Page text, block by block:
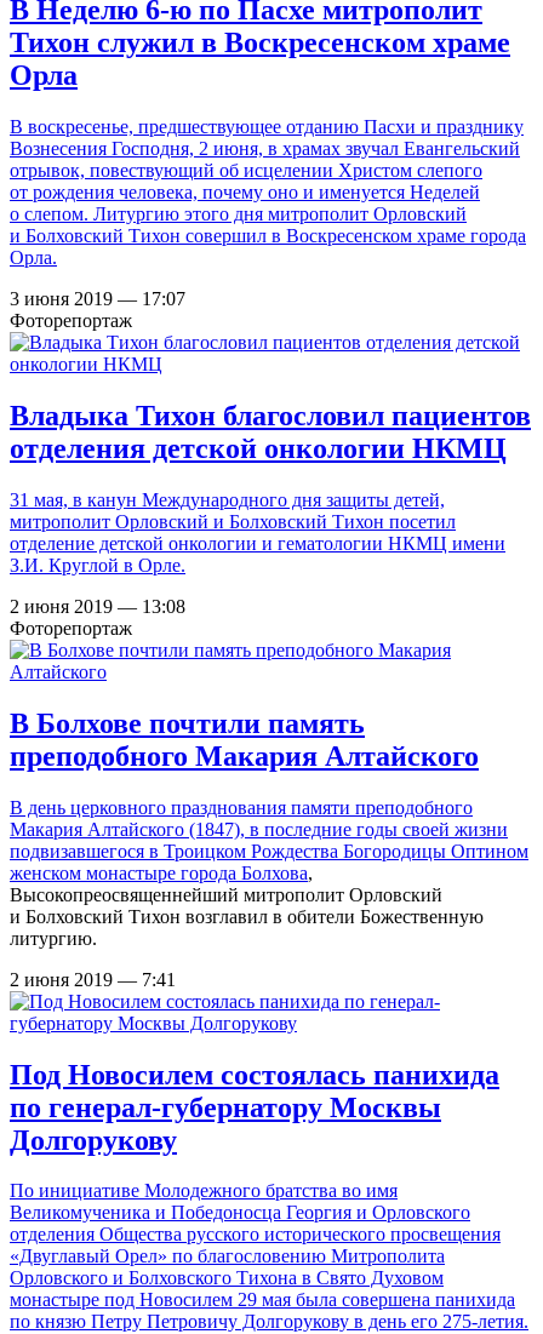
В Неделю 6-ю по Пасхе митрополит
Тихон служил в Воскресенском храме
Орла
В воскресенье, предшествующее отданию Пасхи и празднику
Вознесения Господня, 2 июня, в храмах звучал Евангельский
отрывок, повествующий об исцелении Христом слепого
от рождения человека, почему оно и именуется Неделей
о слепом. Литургию этого дня митрополит Орловский
и Болховский Тихон совершил в Воскресенском храме города
Орла.
3 июня 2019 — 17:07
Фоторепортаж
Владыка Тихон благословил пациентов
отделения детской онкологии НКМЦ
31 мая, в канун Международного дня защиты детей,
митрополит Орловский и Болховский Тихон посетил
отделение детской онкологии и гематологии НКМЦ имени
З.И. Круглой в Орле.
2 июня 2019 — 13:08
Фоторепортаж
В Болхове почтили память
преподобного Макария Алтайского
В день церковного празднования памяти преподобного
Макария Алтайского (1847), в последние годы своей жизни
подвизавшегося в Троицком Рождества Богородицы Оптином
женском монастыре города Болхова,
Высокопреосвященнейший митрополит Орловский
и Болховский Тихон возглавил в обители Божественную
литургию.
2 июня 2019 — 7:41
Под Новосилем состоялась панихида
по генерал-губернатору Москвы
Долгорукову
По инициативе Молодежного братства во имя
Великомученика и Победоносца Георгия и Орловского
отделения Общества русского исторического просвещения
«Двуглавый Орел» по благословению Митрополита
Орловского и Болховского Тихона в Свято Духовом
монастыре под Новосилем 29 мая была совершена панихида
по князю Петру Петровичу Долгорукову в день его 275-летия.